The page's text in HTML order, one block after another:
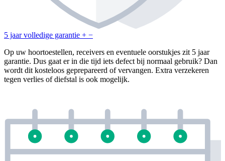
5 jaar volledige garantie + −
Op uw hoortoestellen, receivers en eventuele oorstukjes zit 5 jaar
garantie. Dus gaat er in die tijd iets defect bij normaal gebruik? Dan
wordt dit kosteloos geprepareerd of vervangen. Extra verzekeren
tegen verlies of diefstal is ook mogelijk.